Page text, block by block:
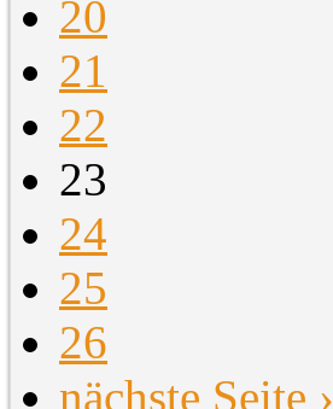
20
21
22
23
24
25
26
nächste Seite ›